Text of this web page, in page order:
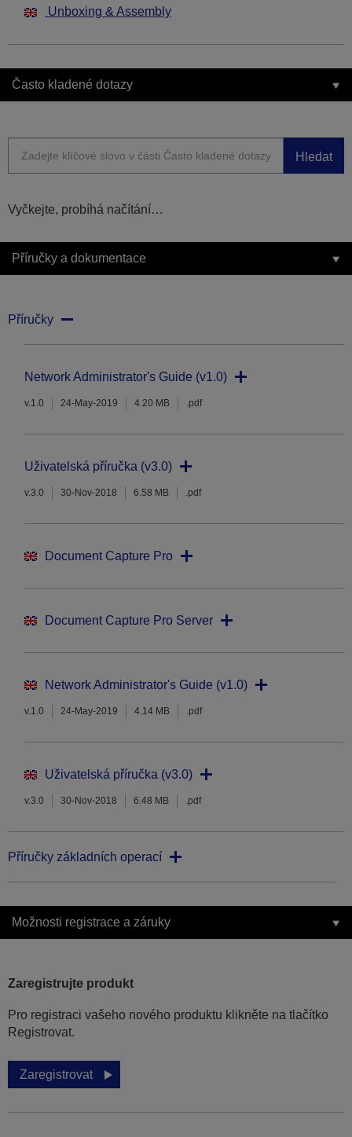
Unboxing & Assembly
Často kladené dotazy
Hledat
Vyčkejte, probíhá načítání…
Příručky a dokumentace
Příručky
Network Administrator's Guide (v1.0)
v.1.0 24-May-2019 4.20 MB .pdf
Uživatelská příručka (v3.0)
v.3.0 30-Nov-2018 6.58 MB .pdf
Document Capture Pro
Document Capture Pro Server
Network Administrator's Guide (v1.0)
v.1.0 24-May-2019 4.14 MB .pdf
Uživatelská příručka (v3.0)
v.3.0 30-Nov-2018 6.48 MB .pdf
Příručky základních operací
Možnosti registrace a záruky
Zaregistrujte produkt
Pro registraci vašeho nového produktu klikněte na tlačítko
Registrovat.
Zaregistrovat